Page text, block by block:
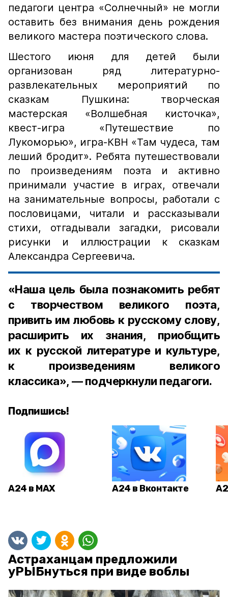
педагоги центра «Солнечный» не могли
оставить без внимания день рождения
великого мастера поэтического слова.
Шестого июня для детей были
организован ряд литературно-
развлекательных мероприятий по
сказкам Пушкина: творческая
мастерская «Волшебная кисточка»,
квест-игра «Путешествие по
Лукоморью», игра-КВН «Там чудеса, там
леший бродит». Ребята путешествовали
по произведениям поэта и активно
принимали участие в играх, отвечали
на занимательные вопросы, работали с
пословицами, читали и рассказывали
стихи, отгадывали загадки, рисовали
рисунки и иллюстрации к сказкам
Александра Сергеевича.
«Наша цель была познакомить ребят
с творчеством великого поэта,
привить им любовь к русскому слову,
расширить их знания, приобщить
их к русской литературе и культуре,
к произведениям великого
классика», — подчеркнули педагоги.
Подпишись!
А24 в MAX А24 в Вконтакте
Астраханцам предложили
уРЫБнуться при виде воблы